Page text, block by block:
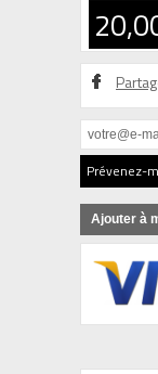
Prévenez-
Ajouter à